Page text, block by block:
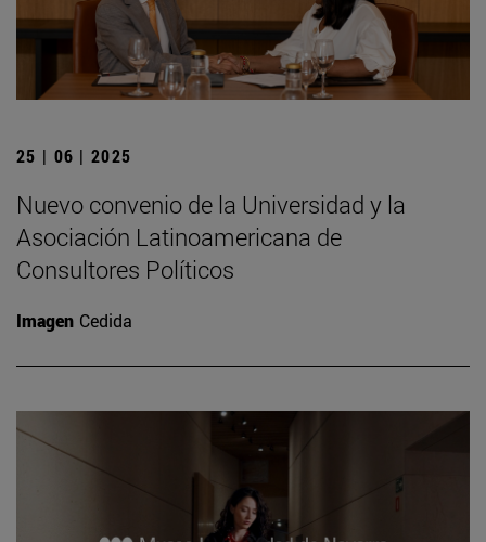
25 | 06 | 2025
Nuevo convenio de la Universidad y la
Asociación Latinoamericana de
Consultores Políticos
Imagen Cedida